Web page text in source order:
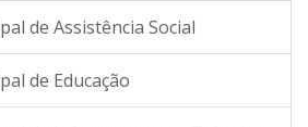
de Assistência Social
de Educação